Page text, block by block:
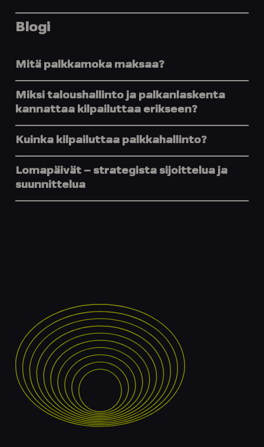
Blogi
Mitä palkkamoka maksaa?
Miksi taloushallinto ja palkanlaskenta
kannattaa kilpailuttaa erikseen?
Kuinka kilpailuttaa palkkahallinto?
Lomapäivät – strategista sijoittelua ja
suunnittelua